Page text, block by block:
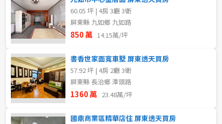
60.05 坪 | 4房 3廳 3衛
屏東縣 九如鄉 九如路
850 萬 14.15萬/坪
書香世家面寬車墅 屏東透天買房
57.92 坪 | 4房 2廳 3衛
屏東縣 長治鄉 潭頭路
1360 萬 23.48萬/坪
國鼎商業區精華店住 屏東透天買房